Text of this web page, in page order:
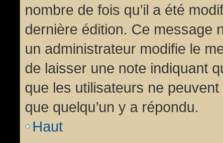
nombre de fois qu’il a été
dernière édition. Ce message
un administrateur modifie le
de laisser une note indiquant
que les utilisateurs ne
que quelqu’un y a répondu.
Haut